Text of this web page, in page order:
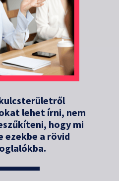
lehet írni, nem
hogy mi
ezekbe a rövid